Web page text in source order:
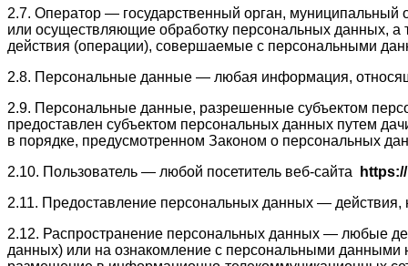
2.7. Оператор — государственный орган, муниципальный
или осуществляющие обработку персональных данных,
действия (операции), совершаемые с персональными
2.8. Персональные данные — любая информация,
2.9. Персональные данные, разрешенные субъектом
предоставлен субъектом персональных данных путем
в порядке, предусмотренном Законом о персональных
2.10. Пользователь — любой посетитель веб-сайта
2.11. Предоставление персональных данных —
2.12. Распространение персональных данных — любые
данных) или на ознакомление с персональными данными